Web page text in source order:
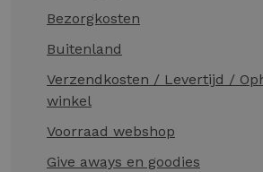
Bezorgkosten
Buitenland
Verzendkosten / Levertijd /
winkel
Voorraad webshop
Give aways en goodies